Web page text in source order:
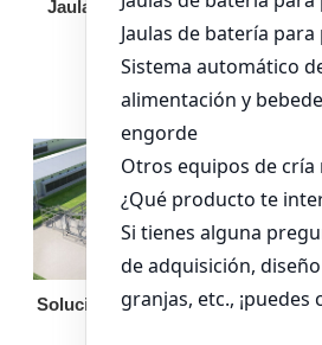
Jaula de pollo pollita
Solución llave en mano